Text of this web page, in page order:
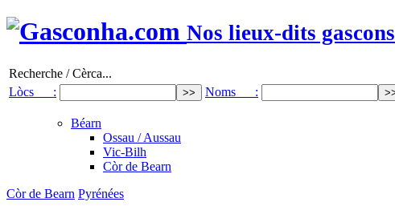
Nos lieux-dits gascons
Recherche / Cèrca...
Lòcs :
Noms :
Béarn
Ossau / Aussau
Vic-Bilh
Còr de Bearn
Còr de Bearn Pyrénées